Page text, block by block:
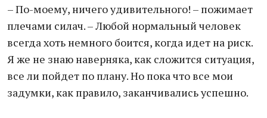
– По-моему, ничего удивительного! – пожимает
плечами силач. – Любой нормальный человек
всегда хоть немного боится, когда идет на риск.
Я же не знаю наверняка, как сложится ситуация,
все ли пойдет по плану. Но пока что все мои
задумки, как правило, заканчивались успешно.